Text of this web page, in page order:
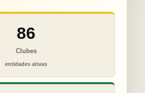
86
Clubes
entidades ativas